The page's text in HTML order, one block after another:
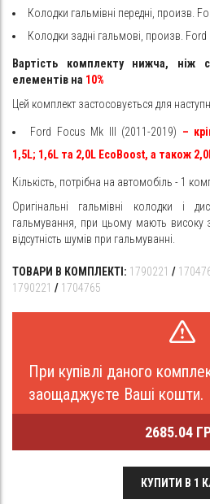
Колодки гальмівні передні, произв.
Колодки задні гальмові, произв. Ford
Вартість комплекту нижча, ніж
елементів на 10%
Цей комплект застосовується для
Ford Focus Mk III (2011-2019) –
1,5L; 1,6L та 2,0L EcoBoost, а також
Кількість, потрібна на автомобіль - 1
Оригінальні гальмівні колодки і
гальмування, при цьому мають високу
відсутність шумів при гальмуванні.
ТОВАРИ В КОМПЛЕКТІ: 1790221 /
1790221 / 1704765
При купівлі даного
заощаджуєте Ваші кошти.
2685.04
КУПИТИ В 1